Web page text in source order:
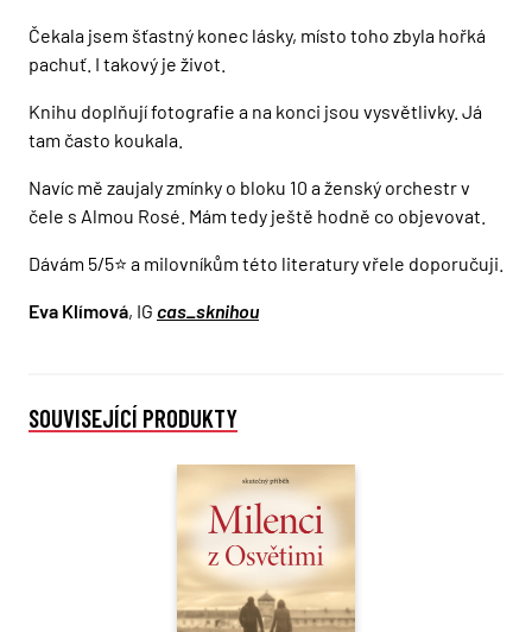
Čekala jsem šťastný konec lásky, místo toho zbyla hořká
pachuť. I takový je život.
Knihu doplňují fotografie a na konci jsou vysvětlivky. Já
tam často koukala.
Navíc mě zaujaly zmínky o bloku 10 a ženský orchestr v
čele s Almou Rosé. Mám tedy ještě hodně co objevovat.
Dávám 5/5⭐ a milovníkům této literatury vřele doporučuji.
Eva Klímová, IG cas_sknihou
SOUVISEJÍCÍ PRODUKTY